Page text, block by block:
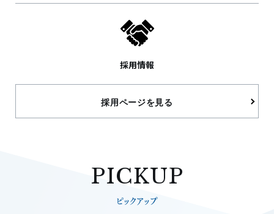
採用情報
採用ページを見る
PICKUP
ピックアップ